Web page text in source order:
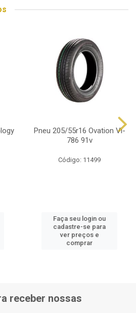
Pneu 205/55r16 Ovation Vi-
786 91v
Código: 11499
Faça seu login ou
cadastre-se para
ver preços e
comprar
receber nossas